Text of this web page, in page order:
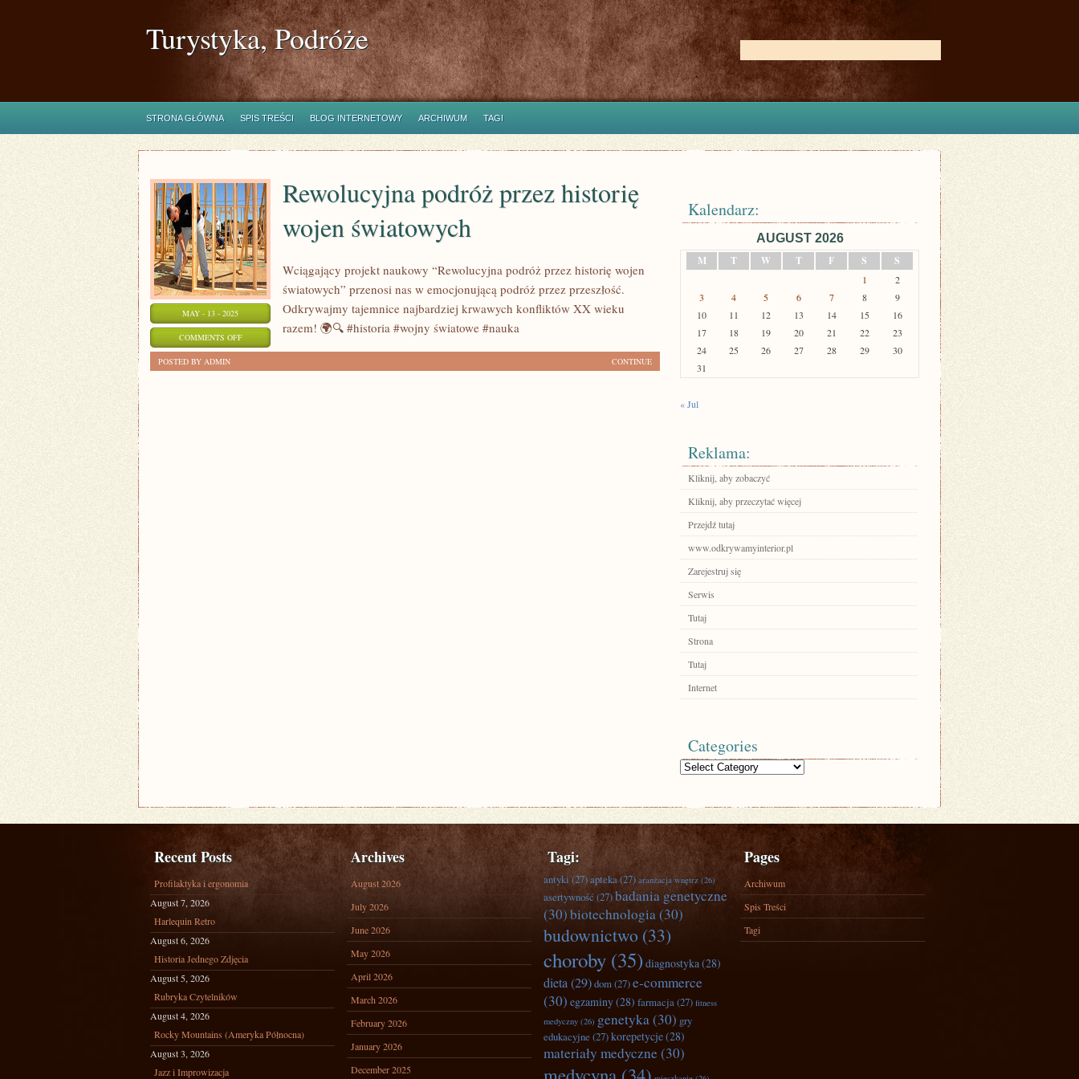
Turystyka, Podróże
STRONA GŁÓWNA SPIS TREŚCI BLOG INTERNETOWY ARCHIWUM TAGI
MAY - 13 - 2025
COMMENTS OFFON
Rewolucyjna podróż przez historię
wojen światowych
Wciągający projekt naukowy “Rewolucyjna podróż przez historię wojen
światowych” przenosi nas w emocjonującą podróż przez przeszłość.
Odkrywajmy tajemnice najbardziej krwawych konfliktów XX wieku
razem! 🌍🔍 #historia #wojny światowe #nauka
CONTINUE
POSTED BY ADMIN
Kalendarz:
AUGUST 2026
M
T W T F S S
1
2
3
4 5 6 7 8
9
10
11 12 13 14 15
16
17
18 19 20 21 22
23
24
25 26 27 28 29
30
31
« Jul
Reklama:
Kliknij, aby zobaczyć
Kliknij, aby przeczytać więcej
Przejdź tutaj
www.odkrywamyinterior.pl
Zarejestruj się
Serwis
Tutaj
Strona
Tutaj
Internet
Categories
Categories
Recent Posts
Profilaktyka i ergonomia
August 7, 2026
Harlequin Retro
August 6, 2026
Historia Jednego Zdjęcia
August 5, 2026
Rubryka Czytelników
August 4, 2026
Rocky Mountains (Ameryka Północna)
August 3, 2026
Jazz i Improwizacja
Archives
August 2026
July 2026
June 2026
May 2026
April 2026
March 2026
February 2026
January 2026
December 2025
Tagi:
antyki(27)apteka(27) aranżacja wnętrz (26)
asertywność (27)badania genetyczne
(30)biotechnologia(30)
budownictwo (33)
choroby (35) diagnostyka(28)
dieta(29)dom(27)e-commerce
(30) egzaminy(28) farmacja(27) fitness
medyczny (26) genetyka(30) gry
edukacyjne (27)korepetycje(28)
materiały medyczne (30)
medycyna (34)
Pages
Archiwum
Spis Treści
Tagi